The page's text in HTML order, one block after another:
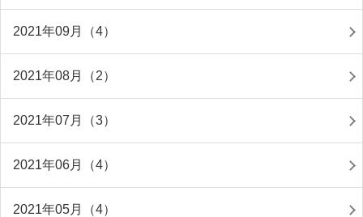
2021年09月（4）
2021年08月（2）
2021年07月（3）
2021年06月（4）
2021年05月（4）